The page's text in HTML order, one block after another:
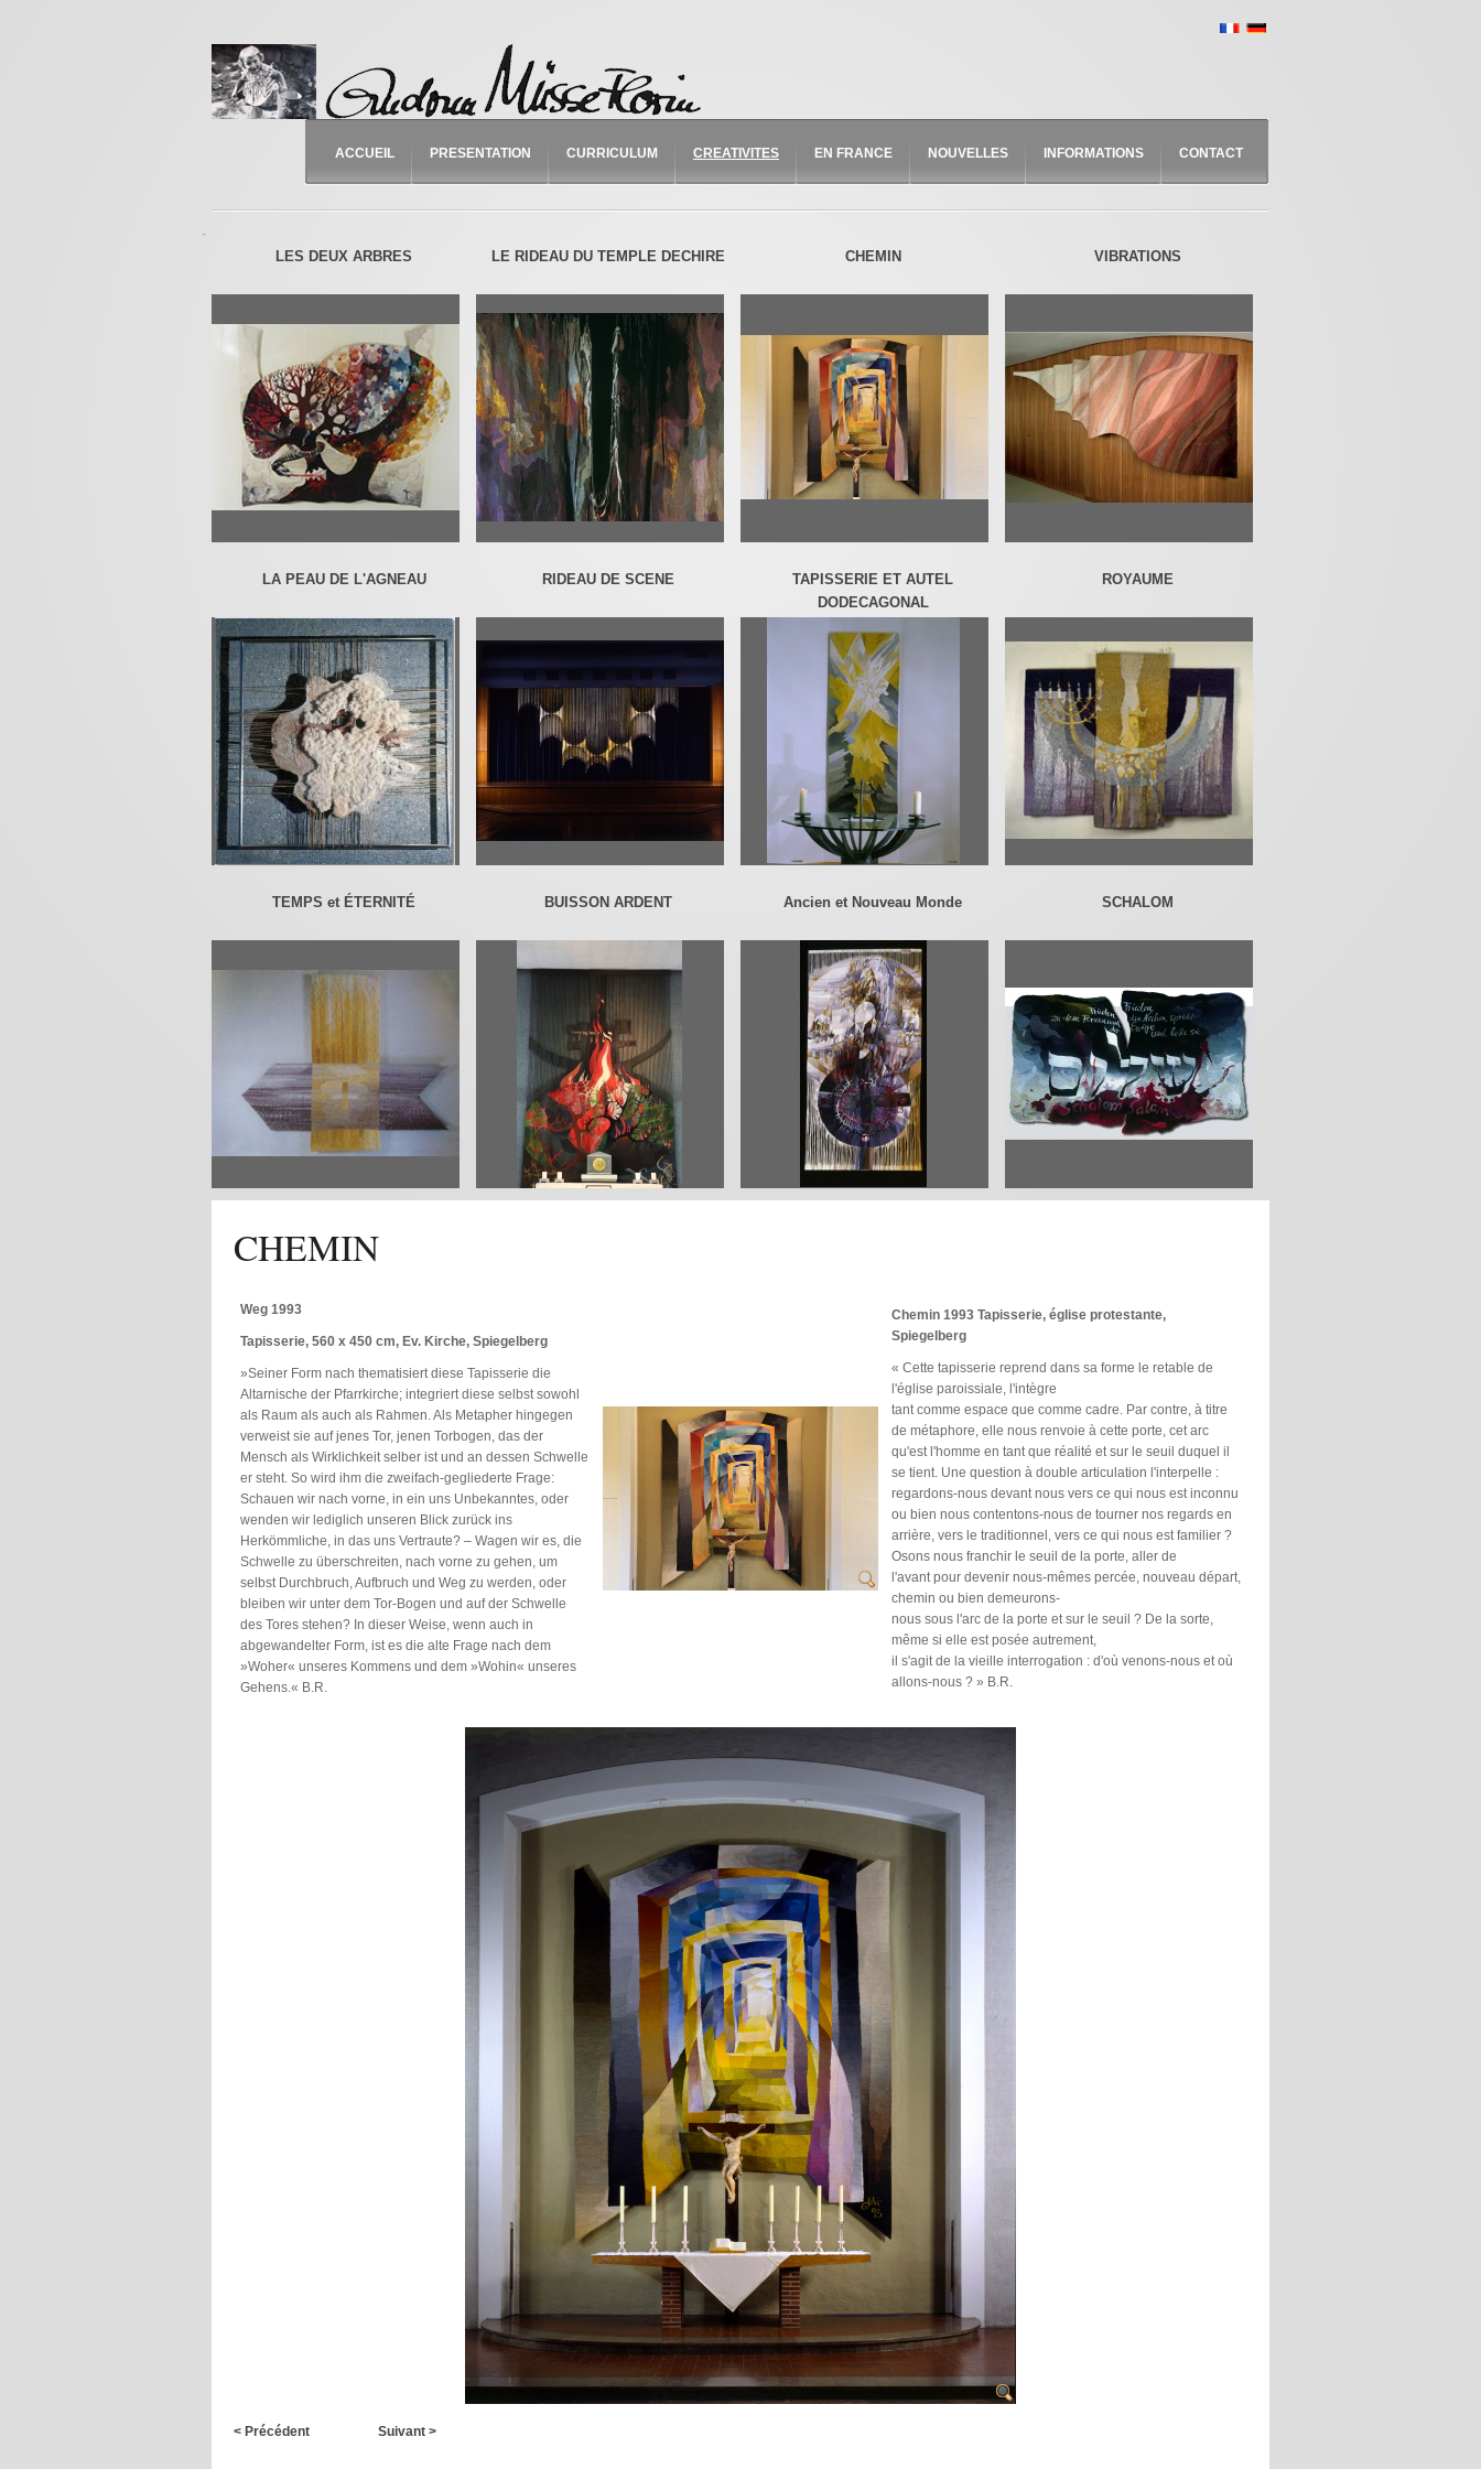
ACCUEIL PRESENTATION CURRICULUM CREATIVITES EN FRANCE NOUVELLES INFORMATIONS CONTACT
LES DEUX ARBRES LE RIDEAU DU TEMPLE DECHIRE CHEMIN VIBRATIONS
LA PEAU DE L'AGNEAU RIDEAU DE SCENE
TAPISSERIE ET AUTEL
DODECAGONAL
ROYAUME
TEMPS et ÉTERNITÉ BUISSON ARDENT Ancien et Nouveau Monde SCHALOM
-
CHEMIN
Weg 1993
Tapisserie, 560 x 450 cm, Ev. Kirche, Spiegelberg
»Seiner Form nach thematisiert diese Tapisserie die
Altarnische der Pfarrkirche; integriert diese selbst sowohl
als Raum als auch als Rahmen. Als Metapher hingegen
verweist sie auf jenes Tor, jenen Torbogen, das der
Mensch als Wirklichkeit selber ist und an dessen Schwelle
er steht. So wird ihm die zweifach-gegliederte Frage:
Schauen wir nach vorne, in ein uns Unbekanntes, oder
wenden wir lediglich unseren Blick zurück ins
Herkömmliche, in das uns Vertraute? – Wagen wir es, die
Schwelle zu überschreiten, nach vorne zu gehen, um
selbst Durchbruch, Aufbruch und Weg zu werden, oder
bleiben wir unter dem Tor-Bogen und auf der Schwelle
des Tores stehen? In dieser Weise, wenn auch in
abgewandelter Form, ist es die alte Frage nach dem
»Woher« unseres Kommens und dem »Wohin« unseres
Gehens.« B.R.
Chemin 1993 Tapisserie, église protestante,
Spiegelberg
« Cette tapisserie reprend dans sa forme le retable de
l'église paroissiale, l'intègre
tant comme espace que comme cadre. Par contre, à titre
de métaphore, elle nous renvoie à cette porte, cet arc
qu'est l'homme en tant que réalité et sur le seuil duquel il
se tient. Une question à double articulation l'interpelle :
regardons-nous devant nous vers ce qui nous est inconnu
ou bien nous contentons-nous de tourner nos regards en
arrière, vers le traditionnel, vers ce qui nous est familier ?
Osons nous franchir le seuil de la porte, aller de
l'avant pour devenir nous-mêmes percée, nouveau départ,
chemin ou bien demeurons-
nous sous l'arc de la porte et sur le seuil ? De la sorte,
même si elle est posée autrement,
il s'agit de la vieille interrogation : d'où venons-nous et où
allons-nous ? » B.R.
< Précédent Suivant >